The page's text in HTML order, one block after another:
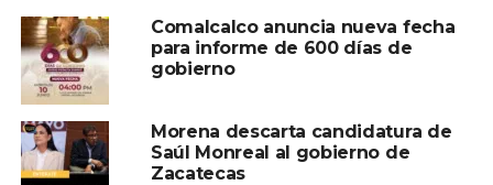
Riego SuplementarioComalcalco anuncia nueva fecha
para informe de 600 días de
gobierno
Morena descarta candidatura de
Saúl Monreal al gobierno de
Zacatecas